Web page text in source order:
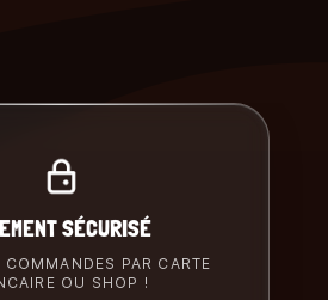
SÉCURISÉ
COMMANDES PAR CARTE
OU SHOP !